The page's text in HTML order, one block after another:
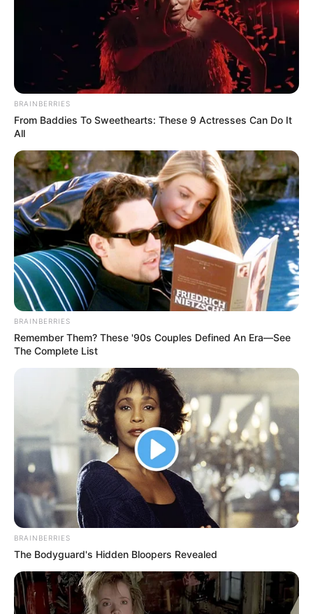
-10
Autor:Samuel Camêlo
Fonte:JASB - Jornal dos Agentes de Saúde do Brasil
www.jasb.com.br.
Encaminhamento de denúncia ao JASB: Acesse aqui.
O jornalismo do JASB.com.br precisa de você para continuar
marcando ponto na vida das pessoas.
Compartilhe as nossas
notícias em suas redes sociais!
BRAINBERRIES
From Baddies To Sweethearts: These 9 Actresses Can Do It
All
BRAINBERRIES
Remember Them? These '90s Couples Defined An Era—See
The Complete List
BRAINBERRIES
The Bodyguard's Hidden Bloopers Revealed